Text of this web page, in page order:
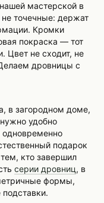
мастерской в
точечные: держат
Кромки
покраска — тот
Цвет не сходит, не
дровницы с
в загородном доме,
удобно
одновременно
подарок
кто завершил
серии дровниц, в
формы,